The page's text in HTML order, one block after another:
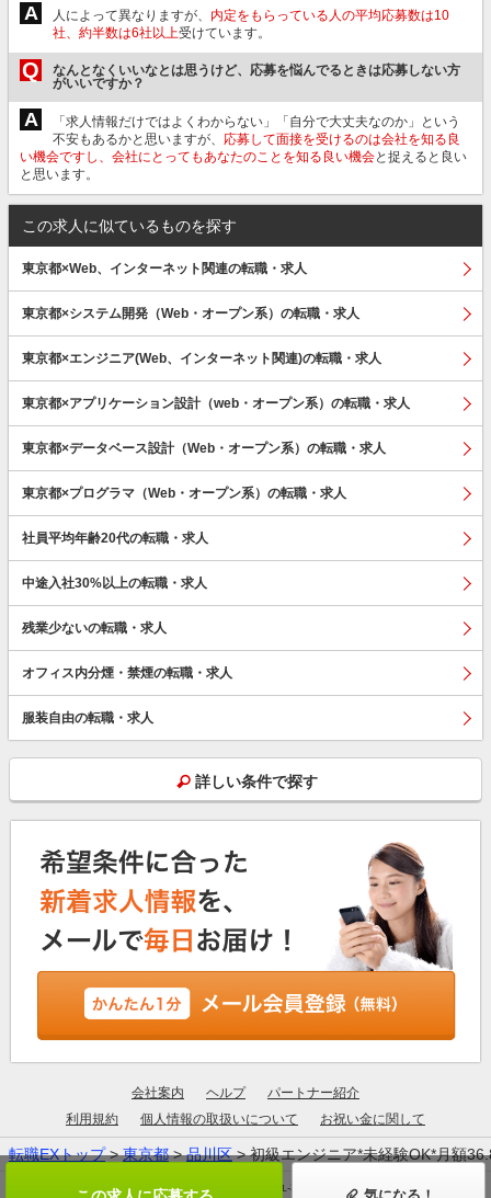
A 人によって異なりますが、 内定をもらっている人の平均応募数は10
社、約半数は6社以上受けています。
Q
なんとなくいいなとは思うけど、応募を悩んでるときは応募しない方
がいいですか？
A
「求人情報だけではよくわからない」「自分で大丈夫なのか」という
不安もあるかと思いますが、 応募して面接を受けるのは会社を知る良
い機会ですし、会社にとってもあなたのことを知る良い機会と捉えると良い
と思います。
この求人に似ているものを探す
東京都×Web、インターネット関連の転職・求人
東京都×システム開発（Web・オープン系）の転職・求人
東京都×エンジニア(Web、インターネット関連)の転職・求人
東京都×アプリケーション設計（web・オープン系）の転職・求人
東京都×データベース設計（Web・オープン系）の転職・求人
東京都×プログラマ（Web・オープン系）の転職・求人
社員平均年齢20代の転職・求人
中途入社30%以上の転職・求人
残業少ないの転職・求人
オフィス内分煙・禁煙の転職・求人
服装自由の転職・求人
詳しい条件で探す
会社案内 ヘルプ
パートナー紹介
利用規約
個人情報の取扱いについて お祝い金に関して
転職EXトップ>東京都>品川区> 初級エンジニア*未経験OK*月額
厚生労働大臣許可：13-ユ-305190